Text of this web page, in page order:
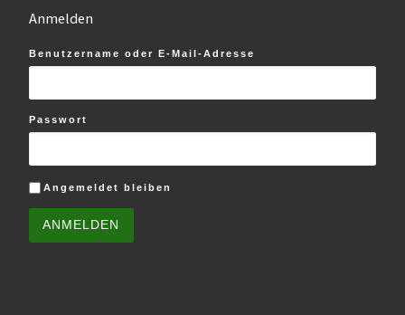
Anmelden
Benutzername oder E-Mail-Adresse
Passwort
Angemeldet bleiben
ANMELDEN